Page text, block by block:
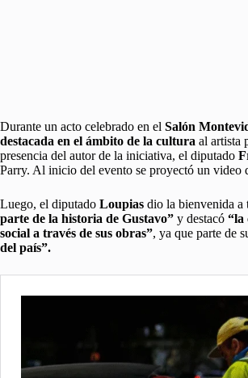
Durante un acto celebrado en el Salón
destacada en el ámbito de la cultura al artista
presencia del autor de la iniciativa, el diputado
Parry. Al inicio del evento se proyectó un video
Luego, el diputado Loupias dio la bienvenida a
parte de la historia de Gustavo” y destacó “la
social a través de sus obras”, ya que parte de
del país”.